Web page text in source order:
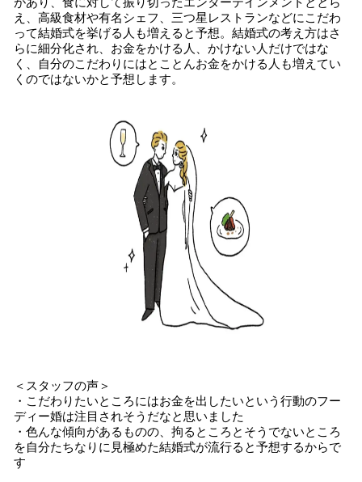
え、高級食材や有名シェフ、三つ星レストランなどにこだわ
って結婚式を挙げる人も増えると予想。結婚式の考え方はさ
らに細分化され、お金をかける人、かけない人だけではな
く、自分のこだわりにはとことんお金をかける人も増えてい
くのではないかと予想します。
＜スタッフの声＞
・こだわりたいところにはお金を出したいという行動のフー
ディー婚は注目されそうだなと思いました
・色んな傾向があるものの、拘るところとそうでないところ
を自分たちなりに見極めた結婚式が流行ると予想するからで
す